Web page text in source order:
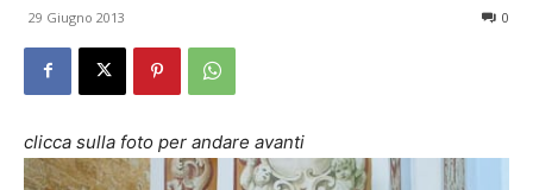
29 Giugno 2013 0
clicca sulla foto per andare avanti